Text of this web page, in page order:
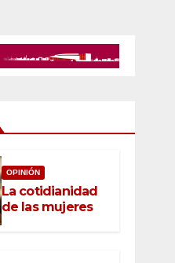
OPINIÓN
La cotidianidad
de las mujeres